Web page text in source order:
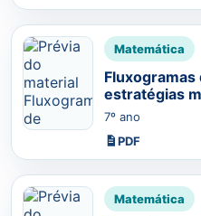
Matemática
estratégias
7º ano
PDF
Matemática